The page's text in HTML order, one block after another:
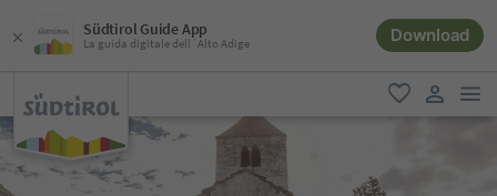
Südtirol Guide App
La guida digitale dell´Alto Adige Download
favoriti
user link